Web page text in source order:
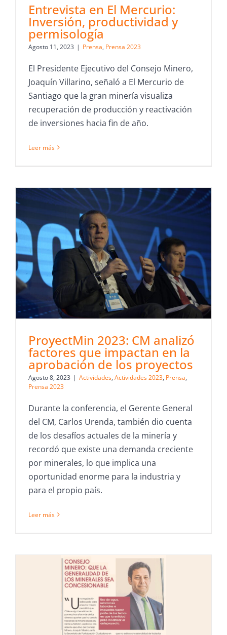
Entrevista en El Mercurio:
Inversión, productividad y
permisología
Agosto 11, 2023 | Prensa, Prensa 2023
El Presidente Ejecutivo del Consejo Minero,
Joaquín Villarino, señaló a El Mercurio de
Santiago que la gran minería visualiza
recuperación de producción y reactivación
de inversiones hacia fin de año.
Leer más
ProyectMin 2023: CM analizó
factores que impactan en la
aprobación de los proyectos
Agosto 8, 2023 | Actividades, Actividades 2023, Prensa,
Prensa 2023
Durante la conferencia, el Gerente General
del CM, Carlos Urenda, también dio cuenta
de los desafíos actuales de la minería y
recordó que existe una demanda creciente
por minerales, lo que implica una
oportunidad enorme para la industria y
para el propio país.
Leer más